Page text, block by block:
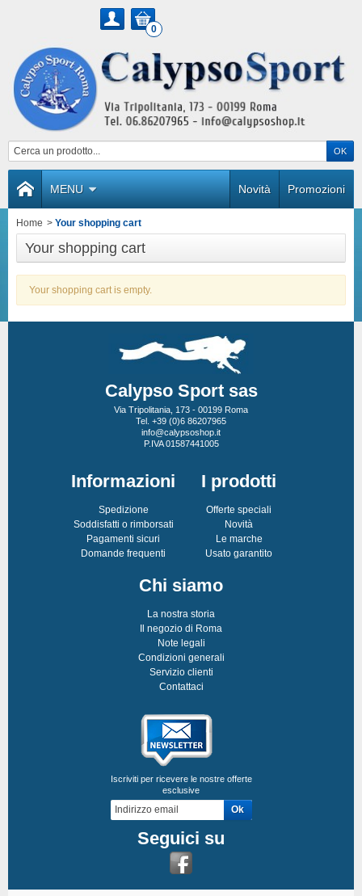
0
MENU Promozioni
Novità
Home > Your shopping cart
Your shopping cart
Your shopping cart is empty.
Calypso Sport sas
Via Tripolitania, 173 - 00199 Roma
Tel. +39 (0)6 86207965
info@calypsoshop.it
P.IVA 01587441005
Informazioni
Spedizione
Soddisfatti o rimborsati
Pagamenti sicuri
Domande frequenti
I prodotti
Offerte speciali
Novità
Le marche
Usato garantito
Chi siamo
La nostra storia
Il negozio di Roma
Note legali
Condizioni generali
Servizio clienti
Contattaci
Iscriviti per ricevere le nostre offerte
esclusive
Seguici su